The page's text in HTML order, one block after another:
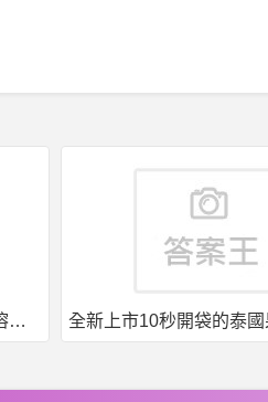
全新上市10秒開袋的泰國果凍威而鋼強勢來襲